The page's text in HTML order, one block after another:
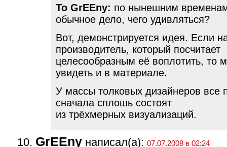
To GrEEny: по нынешним
обычное дело, чего удивляться?
Вот, демонстрируется идея. Если
производитель, который посчитает
целесообразным её воплотить, то
увидеть и в материале.
У массы толковых дизайнеров все
сначала сплошь состоят
из трёхмерных визуализаций.
GrEEny написал(а): 07.07.2008 в 02:24